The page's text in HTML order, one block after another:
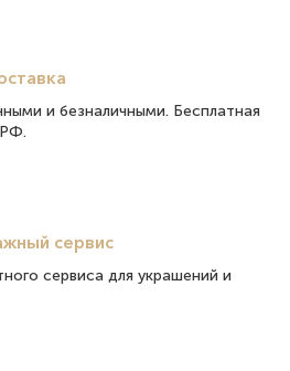
и безналичными. Бесплатная
сервис
сервиса для украшений и